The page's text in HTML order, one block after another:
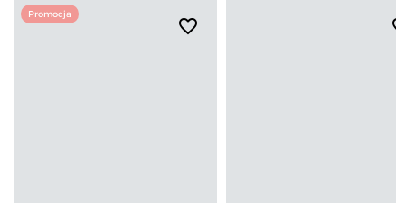
Promocja
favorite_border